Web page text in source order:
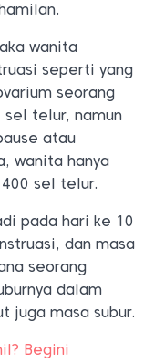
wanita
seperti yang
seorang
telur, namun
atau
wanita hanya
sel telur.
pada hari ke 10
dan masa
seorang
dalam
juga masa subur.
Begini